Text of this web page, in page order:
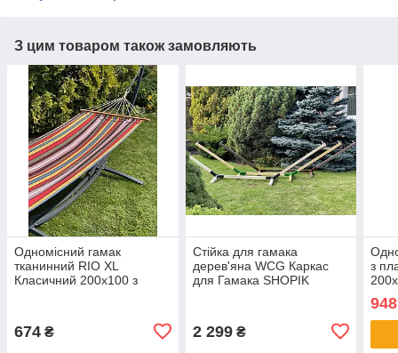
З цим товаром також замовляють
Одномісний гамак
тканинний RIO XL
Класичний 200х100 з
674 ₴
Стійка для гамака
дерев'яна WCG Каркас
для Гамака SHOPIK
2 299₴
з
948